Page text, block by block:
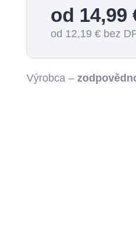
od 14,99
od 12,19 € bez
Výrobca –